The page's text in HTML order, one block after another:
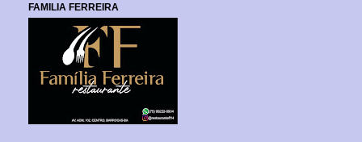
FAMILIA FERREIRA